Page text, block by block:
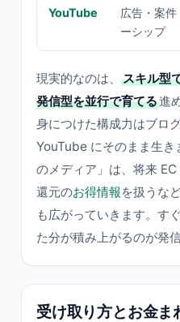
YouTube
広告・案
ーシップ
現実的なのは、
スキル型
発信型を並行で育てる進
身につけた構成力はブロ
YouTube にそのまま生き
のメディア」は、将来
還元のお得情報を扱うな
も広がっていきます。す
た分が積み上がるのが発
受け取り方とお金ま